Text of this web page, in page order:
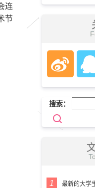
连
节
搜索：
最新的大学